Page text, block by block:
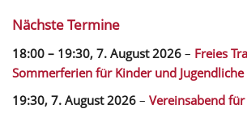
Nächste Termine
18:00 – 19:30, 7. August 2026 – Freies
Sommerferien für Kinder und Jugendliche
19:30, 7. August 2026 – Vereinsabend